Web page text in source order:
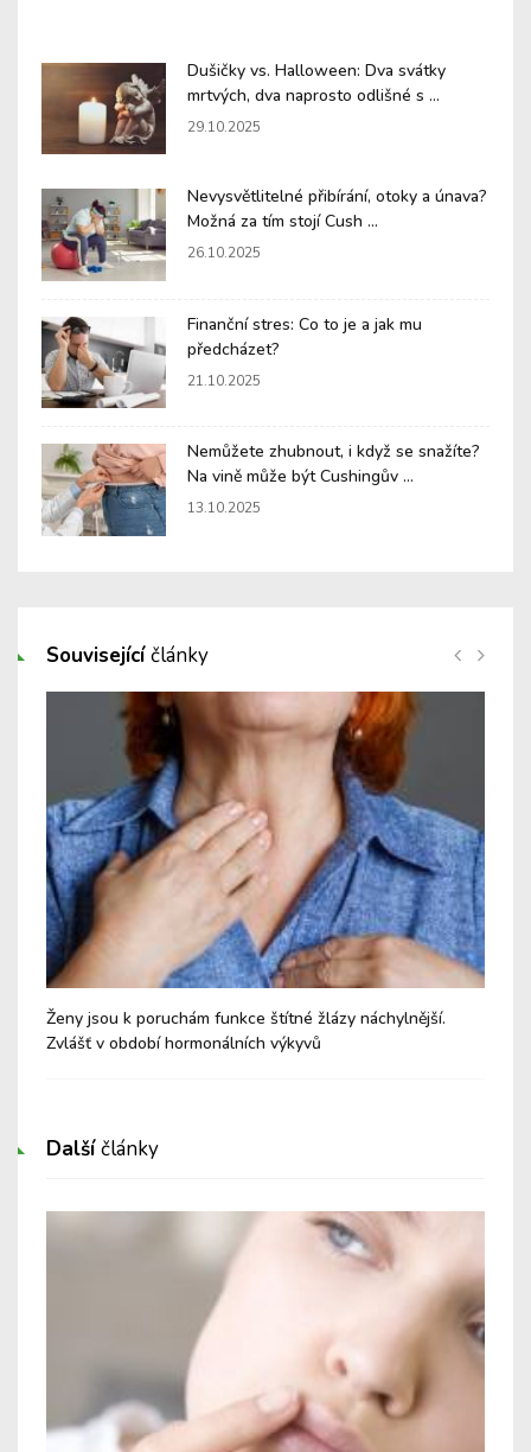
Dušičky vs. Halloween: Dva svátky
mrtvých, dva naprosto odlišné s ...
29.10.2025
Nevysvětlitelné přibírání, otoky a únava?
Možná za tím stojí Cush ...
26.10.2025
Finanční stres: Co to je a jak mu
předcházet?
21.10.2025
Nemůžete zhubnout, i když se snažíte?
Na vině může být Cushingův ...
13.10.2025
Souvisejícíčlánky
Ženy jsou k poruchám funkce štítné žlázy náchylnější.
Zvlášť v období hormonálních výkyvů
Dalšíčlánky